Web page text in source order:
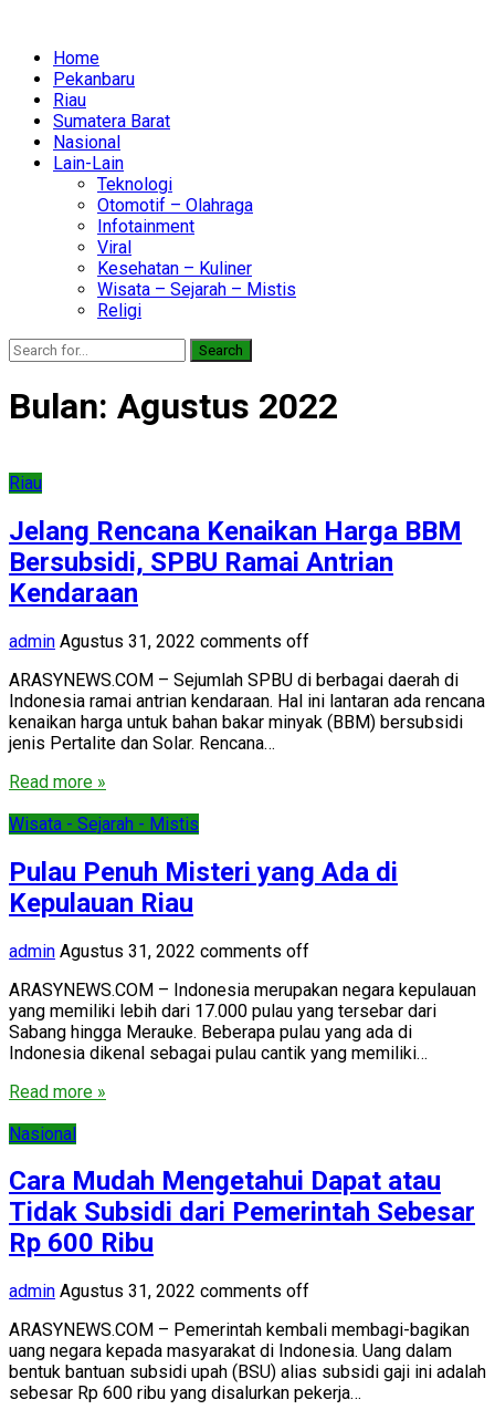
Home
Pekanbaru
Riau
Sumatera Barat
Nasional
Lain-Lain
Teknologi
Otomotif – Olahraga
Infotainment
Viral
Kesehatan – Kuliner
Wisata – Sejarah – Mistis
Religi
Search
Bulan: Agustus 2022
Riau
Jelang Rencana Kenaikan Harga BBM
Bersubsidi, SPBU Ramai Antrian
Kendaraan
admin Agustus 31, 2022 comments off
ARASYNEWS.COM – Sejumlah SPBU di berbagai daerah di
Indonesia ramai antrian kendaraan. Hal ini lantaran ada rencana
kenaikan harga untuk bahan bakar minyak (BBM) bersubsidi
jenis Pertalite dan Solar. Rencana…
Read more »
Wisata - Sejarah - Mistis
Pulau Penuh Misteri yang Ada di
Kepulauan Riau
admin Agustus 31, 2022 comments off
ARASYNEWS.COM – Indonesia merupakan negara kepulauan
yang memiliki lebih dari 17.000 pulau yang tersebar dari
Sabang hingga Merauke. Beberapa pulau yang ada di
Indonesia dikenal sebagai pulau cantik yang memiliki…
Read more »
Nasional
Cara Mudah Mengetahui Dapat atau
Tidak Subsidi dari Pemerintah Sebesar
Rp 600 Ribu
admin Agustus 31, 2022 comments off
ARASYNEWS.COM – Pemerintah kembali membagi-bagikan
uang negara kepada masyarakat di Indonesia. Uang dalam
bentuk bantuan subsidi upah (BSU) alias subsidi gaji ini adalah
sebesar Rp 600 ribu yang disalurkan pekerja…